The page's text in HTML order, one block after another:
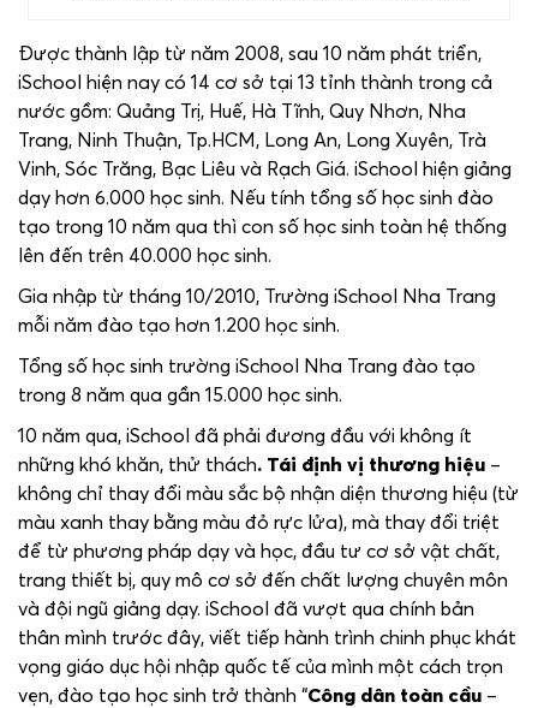
Được thành lập từ năm 2008, sau 10 năm phát triển,
iSchool hiện nay có 14 cơ sở tại 13 tỉnh thành trong cả
nước gồm: Quảng Trị, Huế, Hà Tĩnh, Quy Nhơn, Nha
Trang, Ninh Thuận, Tp.HCM, Long An, Long Xuyên, Trà
Vinh, Sóc Trăng, Bạc Liêu và Rạch Giá. iSchool hiện giảng
dạy hơn 6.000 học sinh. Nếu tính tổng số học sinh đào
tạo trong 10 năm qua thì con số học sinh toàn hệ thống
lên đến trên 40.000 học sinh.
Gia nhập từ tháng 10/2010, Trường iSchool Nha Trang
mỗi năm đào tạo hơn 1.200 học sinh.
Tổng số học sinh trường iSchool Nha Trang đào tạo
trong 8 năm qua gần 15.000 học sinh.
10 năm qua, iSchool đã phải đương đầu với không ít
những khó khăn, thử thách. Tái định vị thương hiệu –
không chỉ thay đổi màu sắc bộ nhận diện thương hiệu (từ
màu xanh thay bằng màu đỏ rực lửa), mà thay đổi triệt
để từ phương pháp dạy và học, đầu tư cơ sở vật chất,
trang thiết bị, quy mô cơ sở đến chất lượng chuyên môn
và đội ngũ giảng dạy. iSchool đã vượt qua chính bản
thân mình trước đây, viết tiếp hành trình chinh phục khát
vọng giáo dục hội nhập quốc tế của mình một cách trọn
vẹn, đào tạo học sinh trở thành “Công dân toàn cầu –